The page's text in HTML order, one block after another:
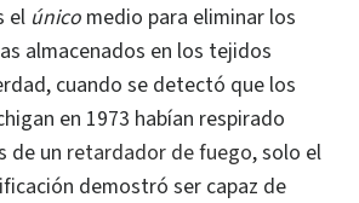
el único medio para eliminar los
almacenados en los tejidos
cuando se detectó que los
en 1973 habían respirado
de un retardador de fuego, solo el
demostró ser capaz de